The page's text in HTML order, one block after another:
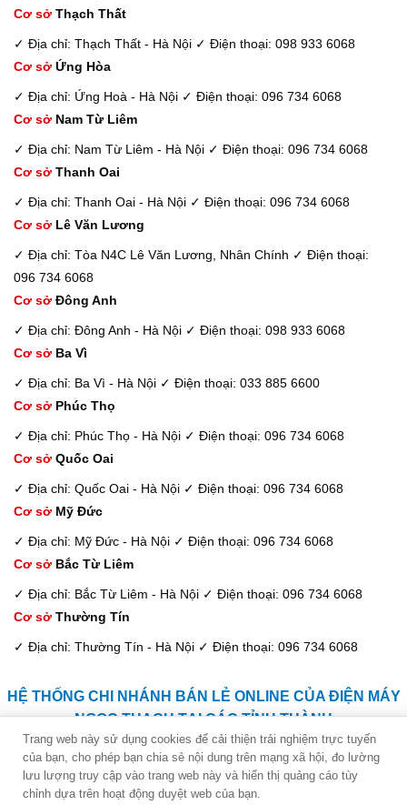
Cơ sở Thạch Thất
✓ Địa chỉ: Thạch Thất - Hà Nội ✓ Điện thoại: 098 933 6068
Cơ sở Ứng Hòa
✓ Địa chỉ: Ứng Hoà - Hà Nội ✓ Điện thoại: 096 734 6068
Cơ sở Nam Từ Liêm
✓ Địa chỉ: Nam Từ Liêm - Hà Nội ✓ Điện thoại: 096 734 6068
Cơ sở Thanh Oai
✓ Địa chỉ: Thanh Oai - Hà Nội ✓ Điện thoại: 096 734 6068
Cơ sở Lê Văn Lương
✓ Địa chỉ: Tòa N4C Lê Văn Lương, Nhân Chính ✓ Điện thoại:
096 734 6068
Cơ sở Đông Anh
✓ Địa chỉ: Đông Anh - Hà Nội ✓ Điện thoại: 098 933 6068
Cơ sở Ba Vì
✓ Địa chỉ: Ba Vì - Hà Nội ✓ Điện thoại: 033 885 6600
Cơ sở Phúc Thọ
✓ Địa chỉ: Phúc Thọ - Hà Nội ✓ Điện thoại: 096 734 6068
Cơ sở Quốc Oai
✓ Địa chỉ: Quốc Oai - Hà Nội ✓ Điện thoại: 096 734 6068
Cơ sở Mỹ Đức
✓ Địa chỉ: Mỹ Đức - Hà Nội ✓ Điện thoại: 096 734 6068
Cơ sở Bắc Từ Liêm
✓ Địa chỉ: Bắc Từ Liêm - Hà Nội ✓ Điện thoại: 096 734 6068
Cơ sở Thường Tín
✓ Địa chỉ: Thường Tín - Hà Nội ✓ Điện thoại: 096 734 6068
HỆ THỐNG CHI NHÁNH BÁN LẺ ONLINE CỦA ĐIỆN MÁY
NGỌC THẠCH TẠI CÁC TỈNH THÀNH
Cơ sởThái Nguyên
✓ Địa chỉ: Thái Nguyên✓ Điện thoại: 096 734 6068
Trang web này sử dụng cookies để cải thiện trải nghiệm trực tuyến
của bạn, cho phép bạn chia sẻ nội dung trên mạng xã hội, đo lường
lưu lượng truy cập vào trang web này và hiển thị quảng cáo tùy
chỉnh dựa trên hoạt động duyệt web của bạn.
Kim Dung - Tư vấn viên
Hotline: 094 3838 278